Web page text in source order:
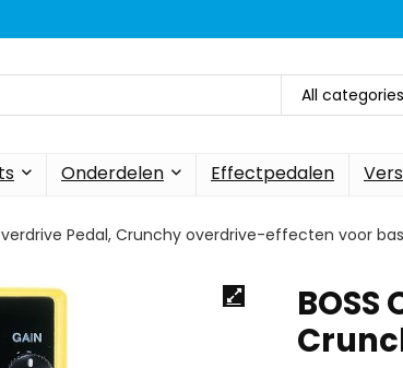
All categories
Onderdelen Effectpedalen
Pedal, Crunchy overdrive-effecten voor bas